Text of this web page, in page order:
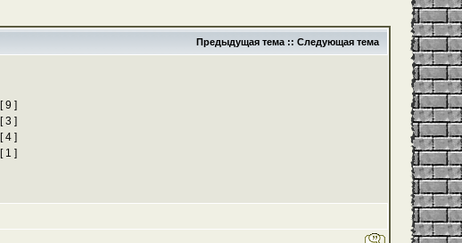
Предыдущая тема:: Следующая тема
[ 9 ]
[ 3 ]
[ 4 ]
[ 1 ]